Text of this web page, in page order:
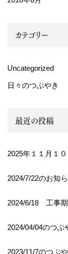
カテゴリー
Uncategorized
日々のつぶやき
最近の投稿
2025年１１月１０
2024/7/22のお知
2024/6/18 工事
2024/04/04のつぶ
2023/11/7のつぶ